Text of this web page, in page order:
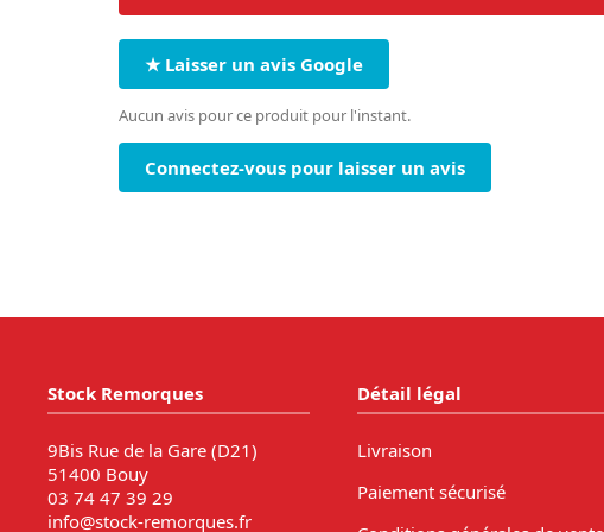
★ Laisser un avis Google
Aucun avis pour ce produit pour l'instant.
Connectez-vous pour laisser un avis
Stock Remorques
9Bis Rue de la Gare (D21)
51400 Bouy
03 74 47 39 29
info@stock-remorques.fr
Détail légal
Livraison
Paiement sécurisé